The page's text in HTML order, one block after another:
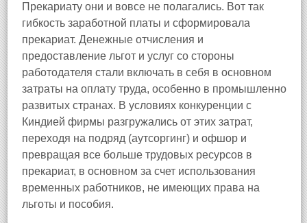
Прекариату они и вовсе не полагались. Вот так
гибкость заработной платы и сформировала
прекариат. Денежные отчисления и
предоставление льгот и услуг со стороны
работодателя стали включать в себя в основном
затраты на оплату труда, особенно в промышленно
развитых странах. В условиях конкуренции с
Киндией фирмы разгружались от этих затрат,
переходя на подряд (аутсоргинг) и офшор и
превращая все больше трудовых ресурсов в
прекариат, в основном за счет использования
временных работников, не имеющих права на
льготы и пособия.